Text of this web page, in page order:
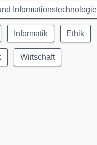
Informationstechnologie
Informatik Ethik
Wirtschaft